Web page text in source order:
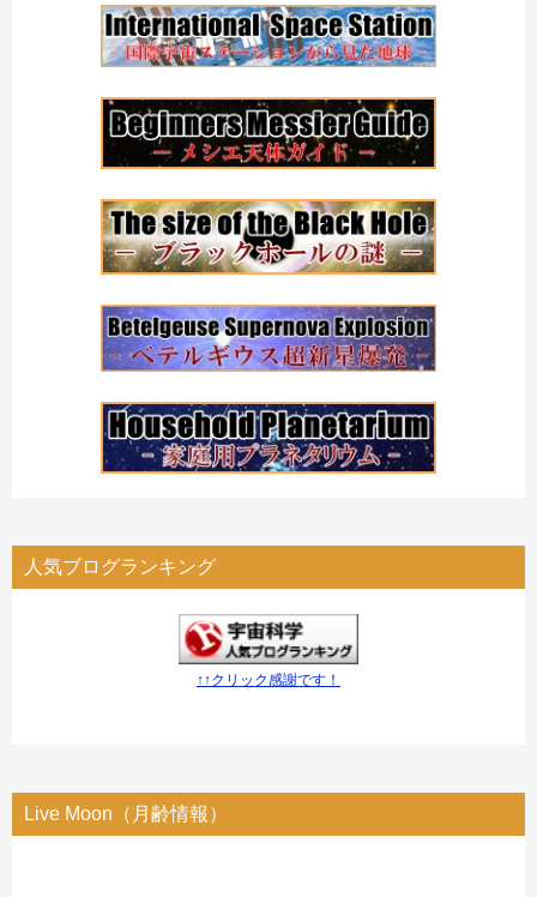
人気ブログランキング
↑↑クリック感謝です！
Live Moon（月齢情報）